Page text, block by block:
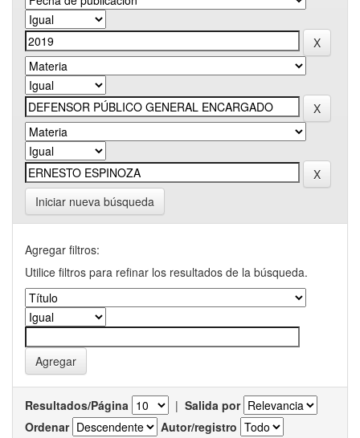
Iniciar nueva búsqueda
Agregar filtros:
Utilice filtros para refinar los resultados de la búsqueda.
Resultados/Página | Salida por
Ordenar
Autor/registro